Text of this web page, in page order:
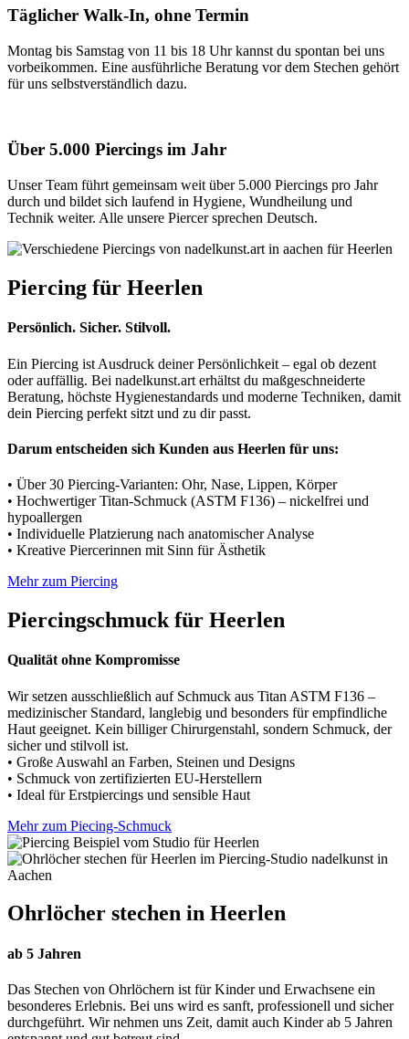
Täglicher Walk-In, ohne Termin
Montag bis Samstag von 11 bis 18 Uhr kannst du spontan bei uns
vorbeikommen. Eine ausführliche Beratung vor dem Stechen gehört
für uns selbstverständlich dazu.
Über 5.000 Piercings im Jahr
Unser Team führt gemeinsam weit über 5.000 Piercings pro Jahr
durch und bildet sich laufend in Hygiene, Wundheilung und
Technik weiter. Alle unsere Piercer sprechen Deutsch.
Piercing für Heerlen
Persönlich. Sicher. Stilvoll.
Ein Piercing ist Ausdruck deiner Persönlichkeit – egal ob dezent
oder auffällig. Bei nadelkunst.art erhältst du maßgeschneiderte
Beratung, höchste Hygienestandards und moderne Techniken, damit
dein Piercing perfekt sitzt und zu dir passt.
Darum entscheiden sich Kunden aus Heerlen für uns:
• Über 30 Piercing-Varianten: Ohr, Nase, Lippen, Körper
• Hochwertiger Titan-Schmuck (ASTM F136) – nickelfrei und
hypoallergen
• Individuelle Platzierung nach anatomischer Analyse
• Kreative Piercerinnen mit Sinn für Ästhetik
Mehr zum Piercing
Piercingschmuck für Heerlen
Qualität ohne Kompromisse
Wir setzen ausschließlich auf Schmuck aus Titan ASTM F136 –
medizinischer Standard, langlebig und besonders für empfindliche
Haut geeignet. Kein billiger Chirurgenstahl, sondern Schmuck, der
sicher und stilvoll ist.
• Große Auswahl an Farben, Steinen und Designs
• Schmuck von zertifizierten EU-Herstellern
• Ideal für Erstpiercings und sensible Haut
Mehr zum Piecing-Schmuck
Ohrlöcher stechen in Heerlen
ab 5 Jahren
Das Stechen von Ohrlöchern ist für Kinder und Erwachsene ein
besonderes Erlebnis. Bei uns wird es sanft, professionell und sicher
durchgeführt. Wir nehmen uns Zeit, damit auch Kinder ab 5 Jahren